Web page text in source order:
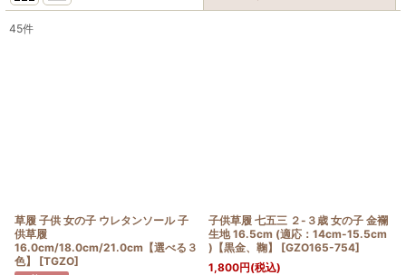
45件
草履 子供 女の子 ウレタンソール 子
供草履
16.0cm/18.0cm/21.0cm【選べる３
色】
[TGZO]
子供草履 七五三 ２-３歳 女の子 金襴
生地 16.5cm (適応：14cm-15.5cm
)【黒金、鞠】
[GZO165-754]
1,800円(税込)